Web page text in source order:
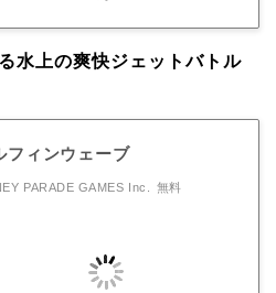
水上の爽快ジェットバトル
フィンウェーブ
PARADE GAMES Inc. 無料